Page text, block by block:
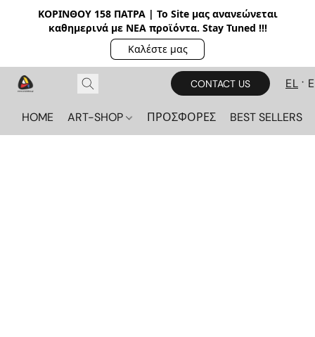
ΚΟΡΙΝΘΟΥ 158 ΠΑΤΡΑ | Το Site μας ανανεώνεται
καθημερινά με ΝΕΑ προϊόντα. Stay Tuned !!!
Καλέστε μας
CONTACT US EL
HOME ART-SHOP ΠΡΟΣΦΟΡΕΣ BEST SELLERS